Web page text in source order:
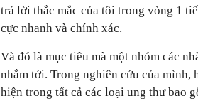
trả lời thắc mắc của tôi trong vòng 1
cực nhanh và chính xác.
Và đó là mục tiêu mà một nhóm các
nhắm tới. Trong nghiên cứu của mình,
hiện trong tất cả các loại ung thư bao